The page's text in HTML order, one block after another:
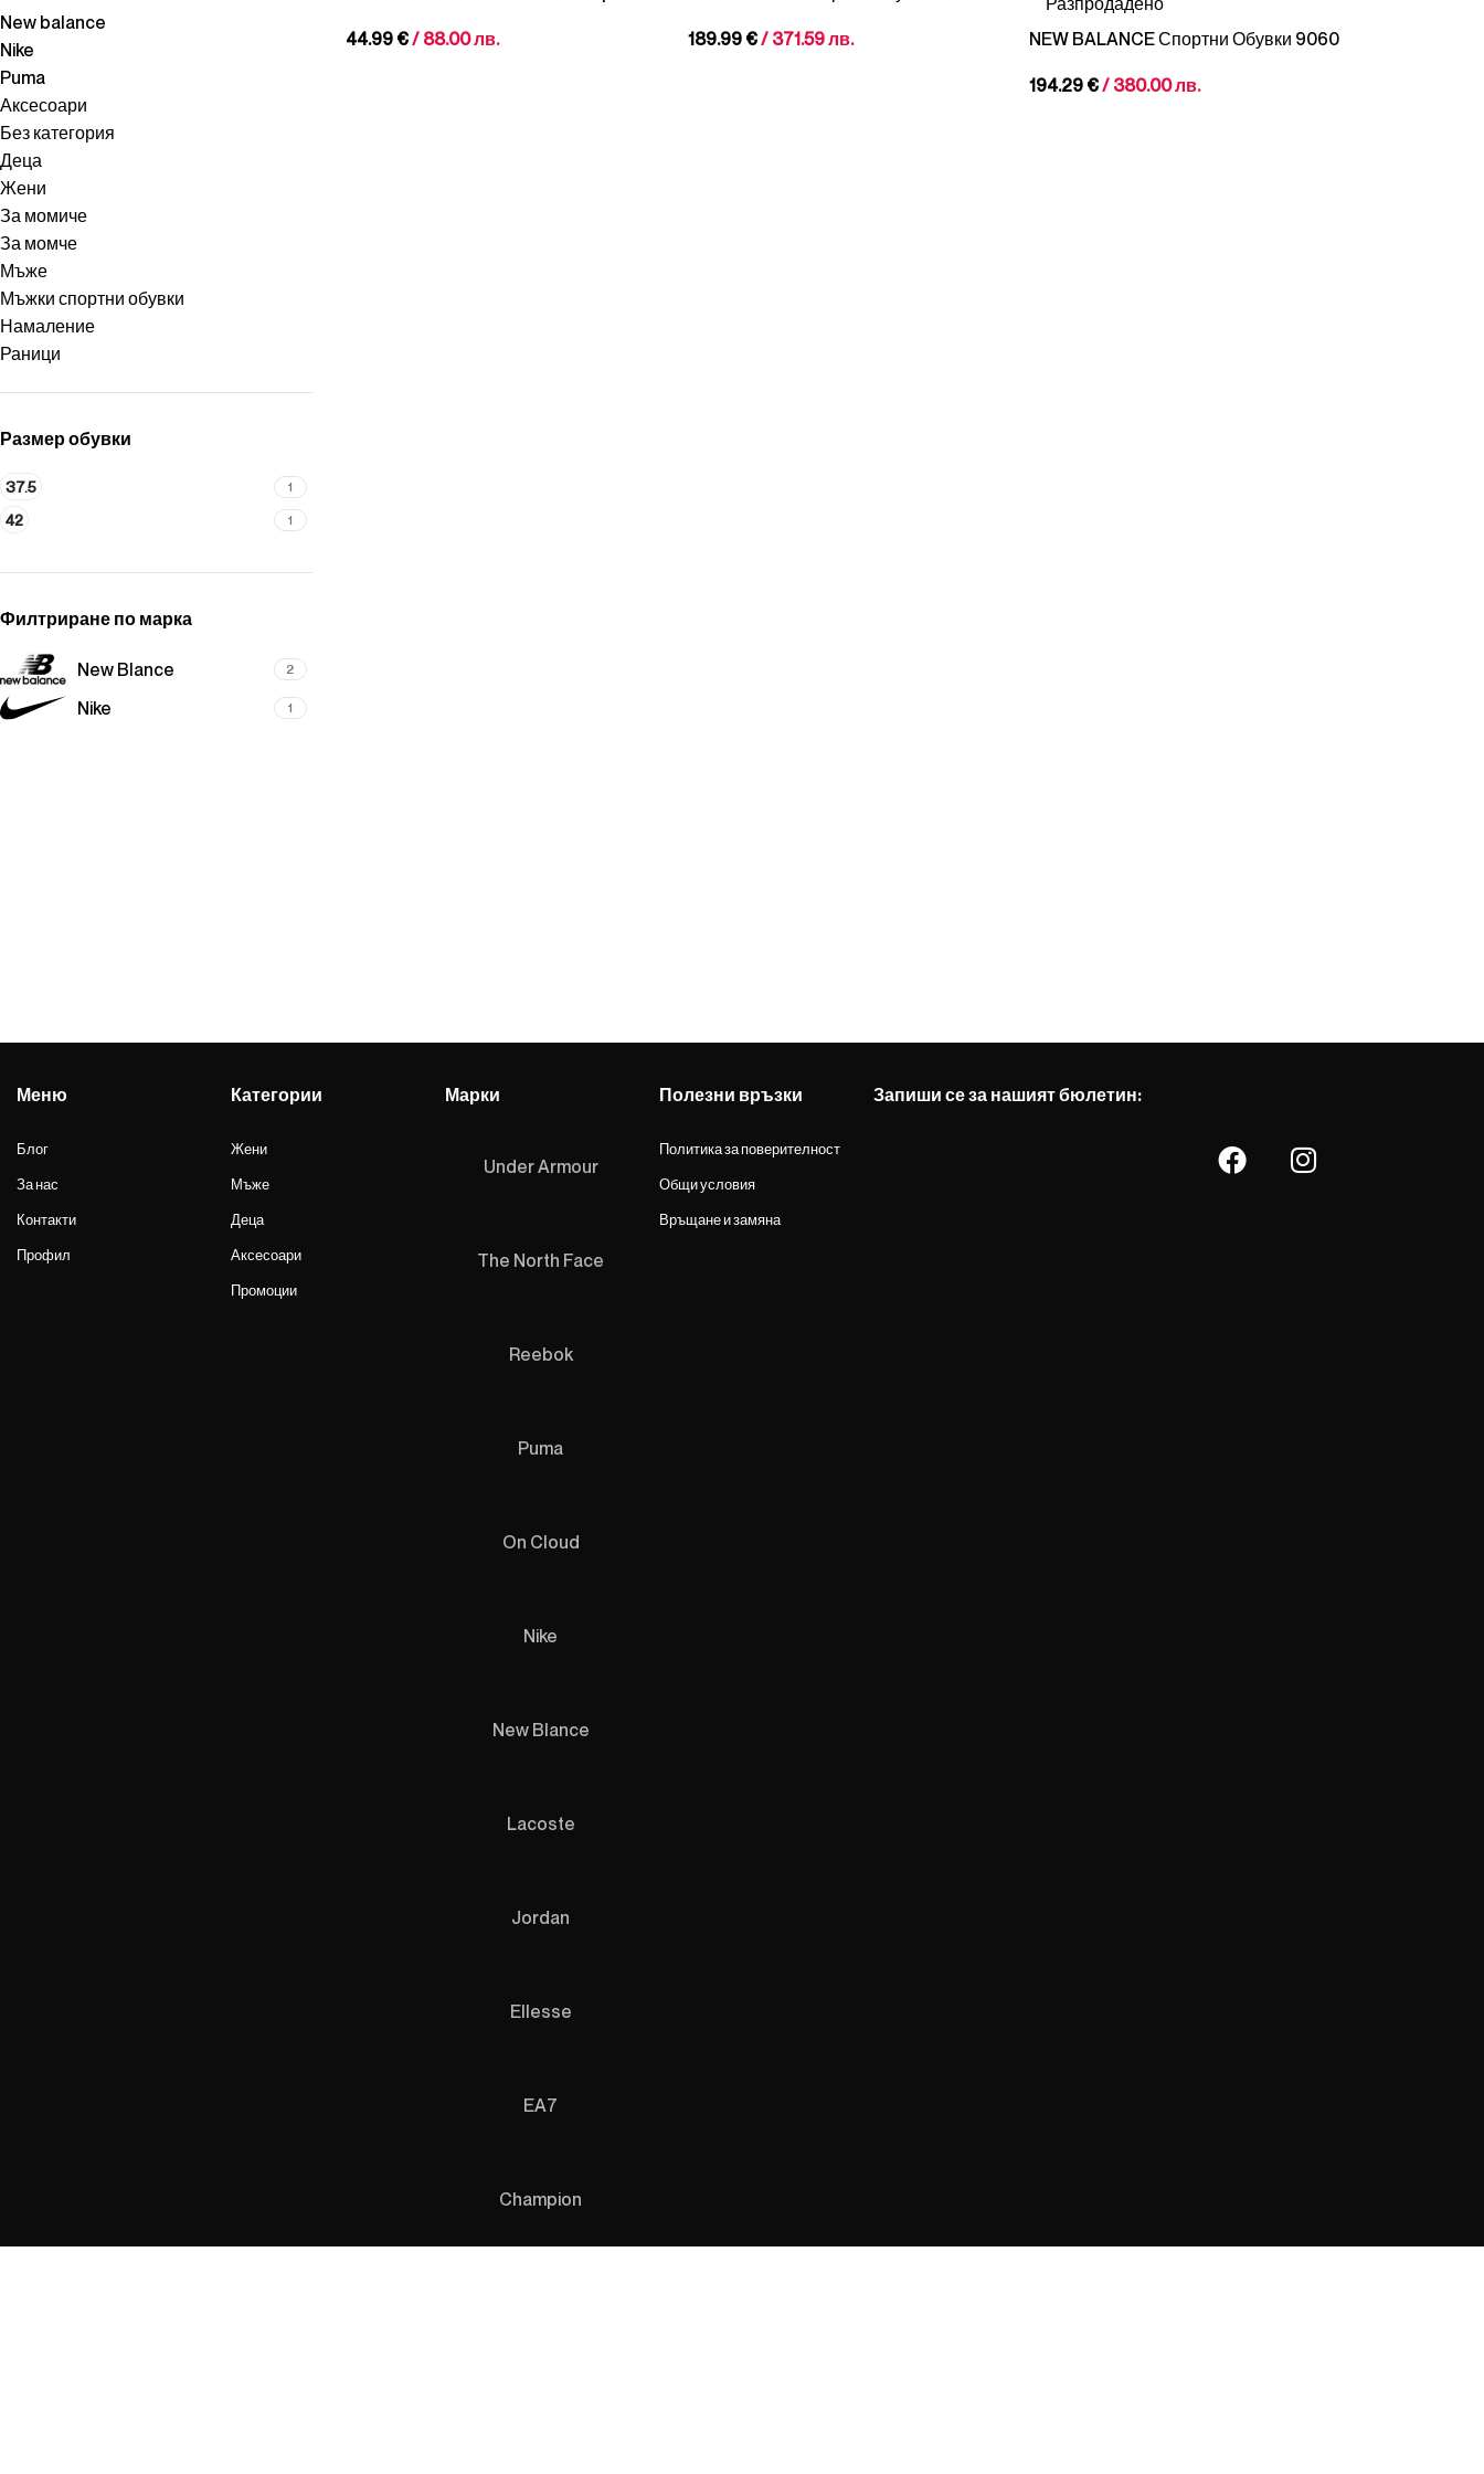
New balance
Nike
Puma
Аксесоари
Без категория
Деца
Жени
За момиче
За момче
Мъже
Мъжки спортни обувки
Намаление
Раници
Размер обувки
37.5 1
42 1
Филтриране по марка
New Blance 2
Nike 1
44.99 €/ 88.00 лв.
189.99 €/ 371.59 лв.
NEW BALANCE Спортни Обувки 9060
194.29 €/ 380.00 лв.
Меню
Блог
За нас
Контакти
Профил
Категории
Жени
Мъже
Деца
Аксесоари
Промоции
Марки
Under Armour
The North Face
Reebok
Puma
On Cloud
Nike
New Blance
Lacoste
Jordan
Ellesse
EA7
Champion
Полезни връзки
Политика за поверителност
Общи условия
Връщане и замяна
Запиши се за нашият бюлетин: